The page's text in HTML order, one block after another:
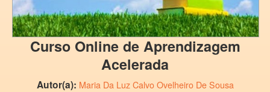
Curso Online de Aprendizagem
Acelerada
Autor(a): Maria Da Luz Calvo Ovelheiro De Sousa